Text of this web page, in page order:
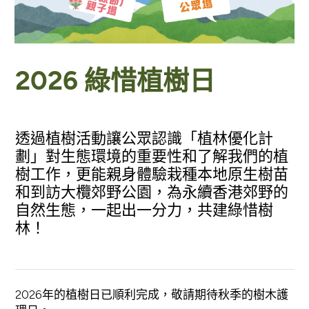
2026 綠惜植樹日
透過植樹活動讓公眾認識「植林優化計
劃」對生態環境的重要性和了解我們的植
樹工作，更能親身體驗栽種本地原生樹苗
和到訪大欖郊野公園，為永續香港郊野的
自然生態，一起出一分力，共建綠惜樹
林！
2026年的植樹日已順利完成，敬請期待秋季的樹木護